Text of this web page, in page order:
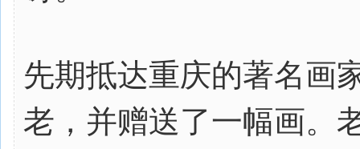
先期抵达重庆的著名画
老，并赠送了一幅画。